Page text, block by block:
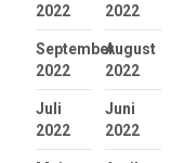
2022
2022
September
2022
August
2022
Juli
2022
Juni
2022